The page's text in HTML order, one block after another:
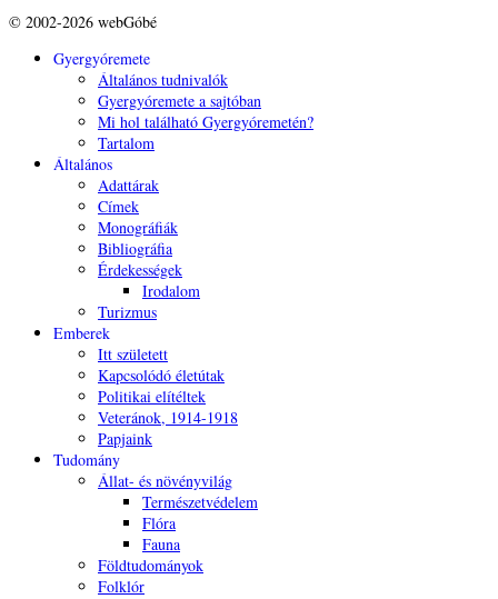
© 2002-2026 webGóbé
Gyergyóremete
Általános tudnivalók
Gyergyóremete a sajtóban
Mi hol található Gyergyóremetén?
Tartalom
Általános
Adattárak
Címek
Monográfiák
Bibliográfia
Érdekességek
Irodalom
Turizmus
Emberek
Itt született
Kapcsolódó életútak
Politikai elítéltek
Veteránok, 1914-1918
Papjaink
Tudomány
Állat- és növényvilág
Természetvédelem
Flóra
Fauna
Földtudományok
Folklór